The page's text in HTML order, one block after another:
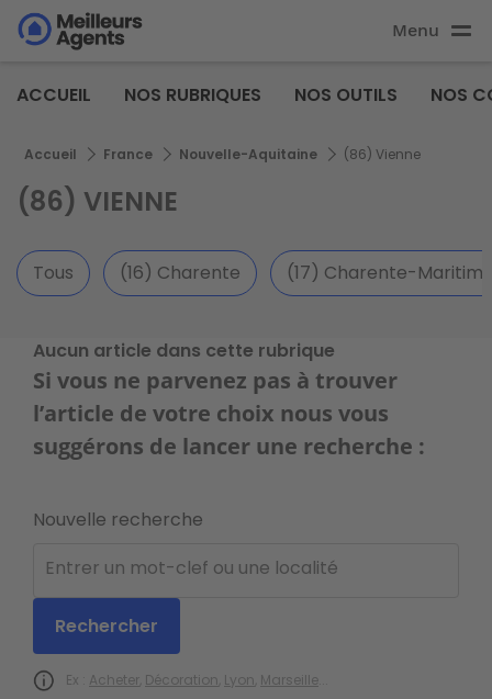
Aller
au
principal
Aller au
principal
Menu
Agents
ACCUEIL NOS RUBRIQUES NOS OUTILS NOS
Fil d'Ariane
Accueil France Nouvelle-Aquitaine (86) Vienne
(86) VIENNE
Tous (16) Charente (17) Charente-
Aucun article dans cette rubrique
Si vous ne parvenez pas à trouver
l’article de votre choix nous vous
suggérons de lancer une recherche :
Nouvelle recherche
Ex : Acheter Décoration Lyon Marseille